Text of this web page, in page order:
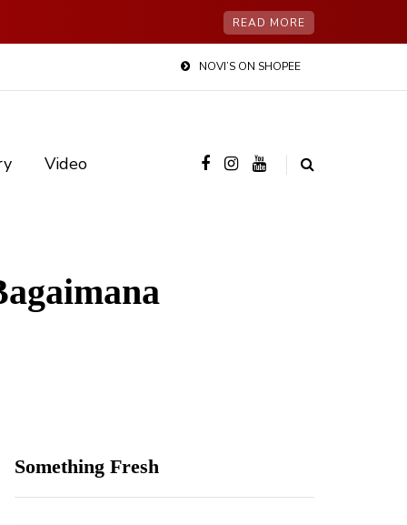
READ MORE
NOVI’S ON SHOPEE
Video
Something Fresh